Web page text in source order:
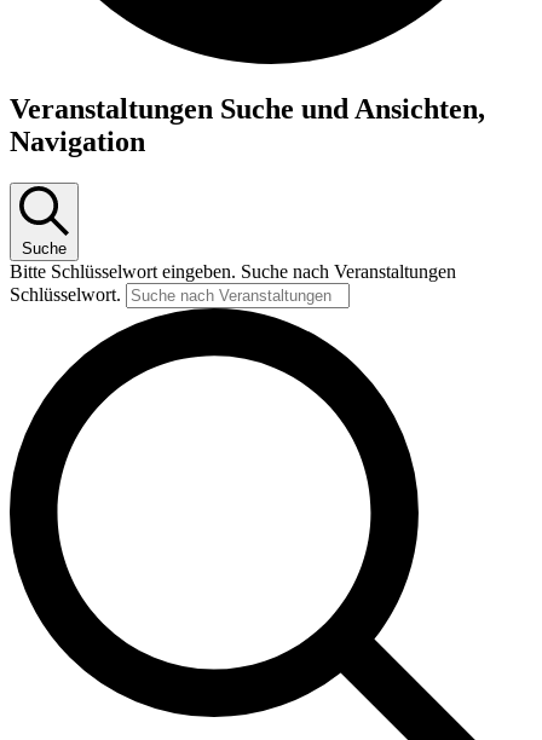
Veranstaltungen Suche und Ansichten,
Navigation
Suche
Bitte Schlüsselwort eingeben. Suche nach Veranstaltungen
Schlüsselwort.